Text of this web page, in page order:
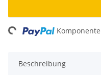
Beschreibung